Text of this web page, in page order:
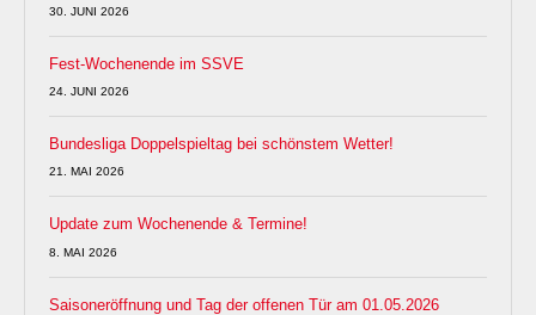
30. JUNI 2026
Fest-Wochenende im SSVE
24. JUNI 2026
Bundesliga Doppelspieltag bei schönstem Wetter!
21. MAI 2026
Update zum Wochenende & Termine!
8. MAI 2026
Saisoneröffnung und Tag der offenen Tür am 01.05.2026